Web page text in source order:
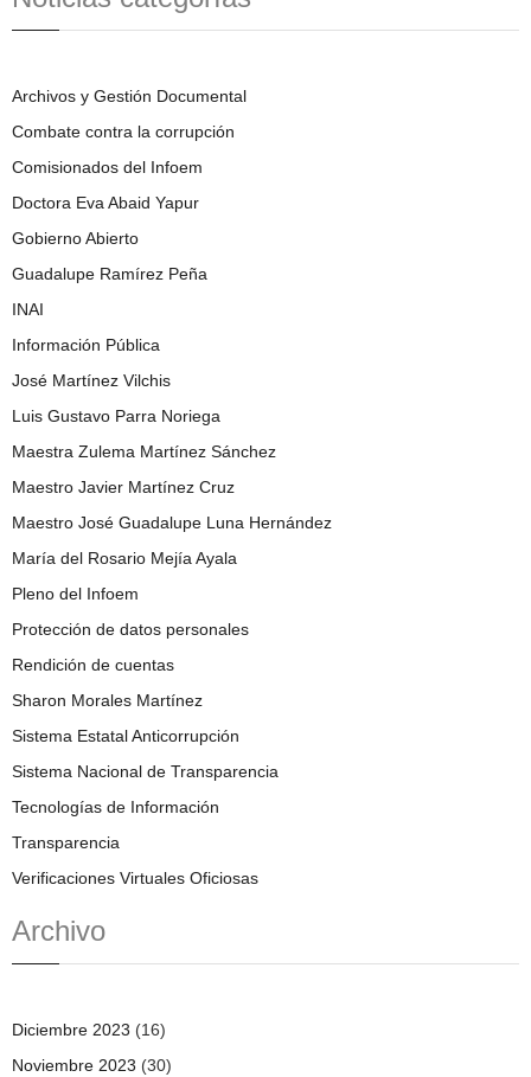
Archivos y Gestión Documental
Combate contra la corrupción
Comisionados del Infoem
Doctora Eva Abaid Yapur
Gobierno Abierto
Guadalupe Ramírez Peña
INAI
Información Pública
José Martínez Vilchis
Luis Gustavo Parra Noriega
Maestra Zulema Martínez Sánchez
Maestro Javier Martínez Cruz
Maestro José Guadalupe Luna Hernández
María del Rosario Mejía Ayala
Pleno del Infoem
Protección de datos personales
Rendición de cuentas
Sharon Morales Martínez
Sistema Estatal Anticorrupción
Sistema Nacional de Transparencia
Tecnologías de Información
Transparencia
Verificaciones Virtuales Oficiosas
Archivo
Diciembre 2023 (16)
Noviembre 2023 (30)